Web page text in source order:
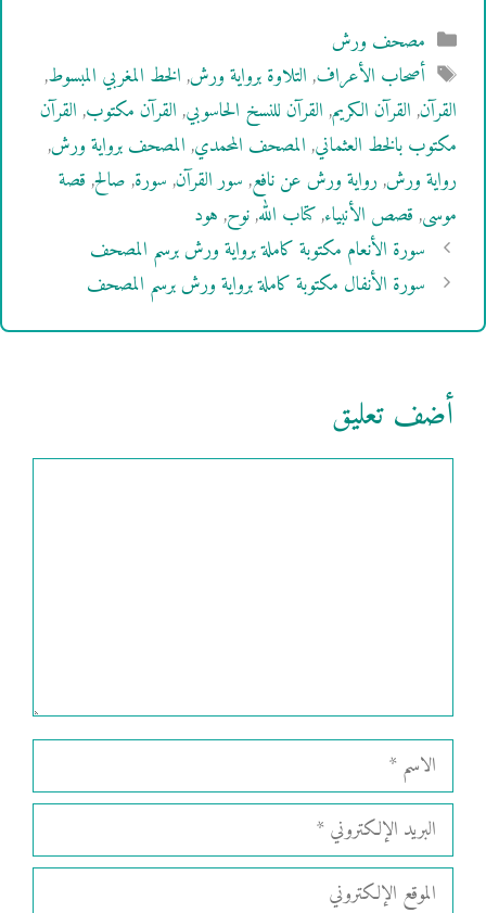
التصنيفات
مصحف ورش
الوسوم
أصحاب الأعراف,التلاوة برواية ورش,الخط المغربي المبسوط,
القرآن,القرآن الكريم,القرآن للنسخ الحاسوبي,القرآن مكتوب,القرآن
مكتوب بالخط العثماني,المصحف المحمدي,المصحف برواية ورش,
رواية ورش,رواية ورش عن نافع,سور القرآن,سورة,صالح,قصة
موسى,قصص الأنبياء,كتاب الله,نوح,هود
سورة الأنعام مكتوبة كاملة برواية ورش برسم المصحف
سورة الأنفال مكتوبة كاملة برواية ورش برسم المصحف
أضف تعليق
الاسم
البريد
الإلكتروني
الموقع